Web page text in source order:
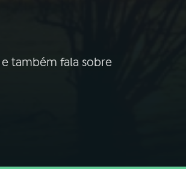
também fala sobre